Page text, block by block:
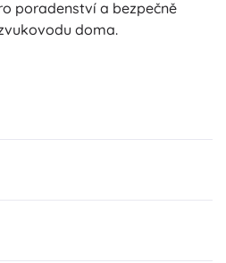
poradenství a bezpečně
doma.